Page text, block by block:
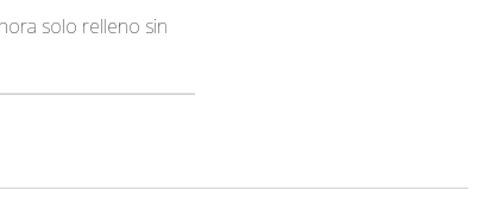
solo relleno sin